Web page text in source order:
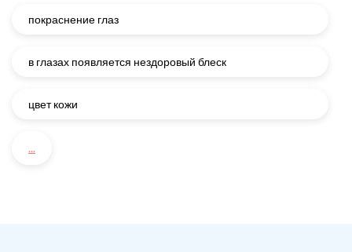
покраснение глаз
в глазах появляется нездоровый блеск
цвет кожи
...